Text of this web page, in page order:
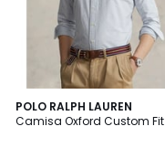
POLO RALPH LAUREN
Camisa Oxford Custom Fit
4
/